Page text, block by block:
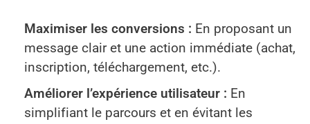
Maximiser les conversions : En proposant un
message clair et une action immédiate (achat,
inscription, téléchargement, etc.).
Améliorer l’expérience utilisateur : En
simplifiant le parcours et en évitant les